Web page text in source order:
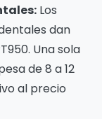
Los
dan
Una sola
de 8 a 12
al precio